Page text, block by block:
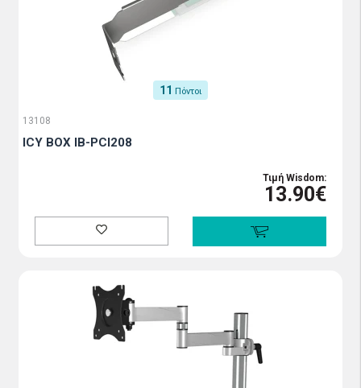
11 Πόντοι
13108
ICY BOX IB-PCI208
Τιμή Wisdom:
13.90€